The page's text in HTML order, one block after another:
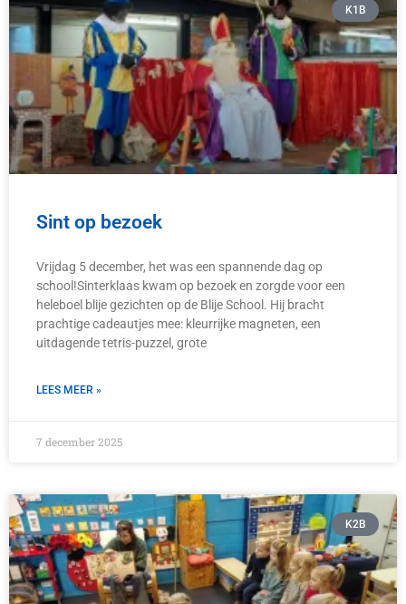
K1B
Sint op bezoek
Vrijdag 5 december, het was een spannende dag op
school!Sinterklaas kwam op bezoek en zorgde voor een
heleboel blije gezichten op de Blije School. Hij bracht
prachtige cadeautjes mee: kleurrijke magneten, een
uitdagende tetris-puzzel, grote
LEES MEER »
7 december 2025
K2B